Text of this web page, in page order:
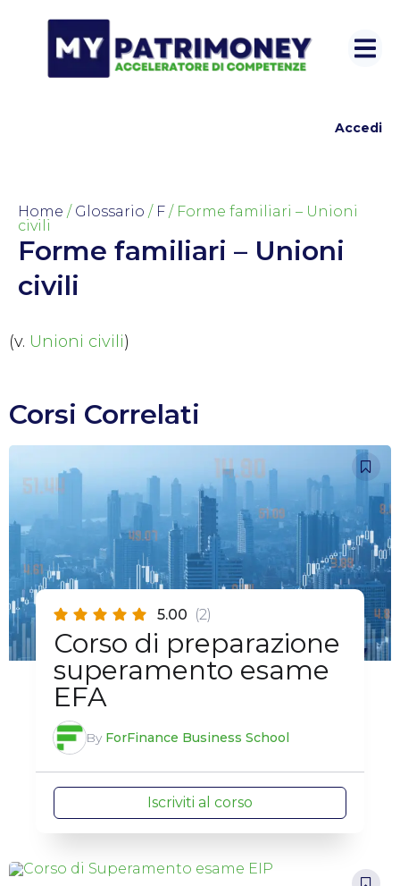
Accedi
Home / Glossario / F / Forme familiari – Unioni
civili
Forme familiari – Unioni
civili
(v. Unioni civili)
Corsi Correlati
5.00 (2)
Corso di preparazione
superamento esame
EFA
By ForFinance Business School
Iscriviti al corso